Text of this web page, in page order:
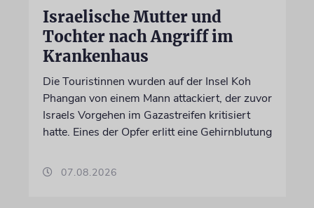
Israelische Mutter und
Tochter nach Angriff im
Krankenhaus
Die Touristinnen wurden auf der Insel Koh
Phangan von einem Mann attackiert, der zuvor
Israels Vorgehen im Gazastreifen kritisiert
hatte. Eines der Opfer erlitt eine Gehirnblutung
07.08.2026